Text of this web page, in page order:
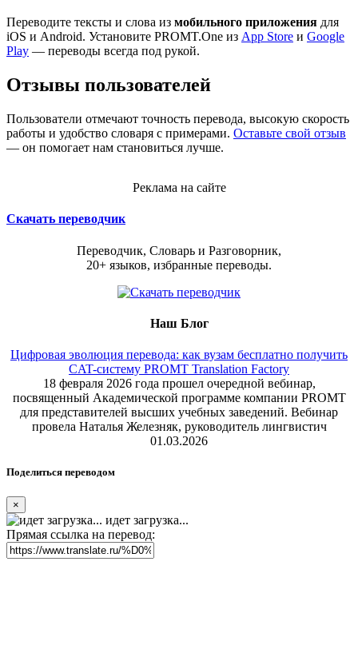
Переводите тексты и слова из мобильного приложения для
iOS и Android. Установите PROMT.One из App Store и Google
Play — переводы всегда под рукой.
Отзывы пользователей
Пользователи отмечают точность перевода, высокую скорость
работы и удобство словаря с примерами. Оставьте свой отзыв
— он помогает нам становиться лучше.
Реклама на сайте
Скачать переводчик
Переводчик, Словарь и Разговорник,
20+ языков, избранные переводы.
Наш Блог
Цифровая эволюция перевода: как вузам бесплатно получить
CAT-систему PROMT Translation Factory
18 февраля 2026 года прошел очередной вебинар,
посвященный Академической программе компании PROMT
для представителей высших учебных заведений. Вебинар
провела Наталья Железняк, руководитель лингвистич
01.03.2026
Поделиться переводом
×
идет загрузка...
Прямая ссылка на перевод: